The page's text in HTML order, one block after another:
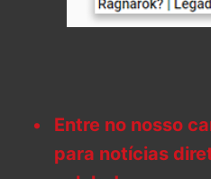
Entre no nosso
para notícias